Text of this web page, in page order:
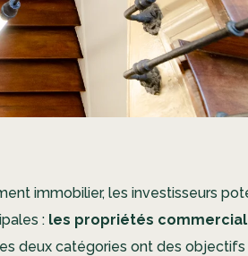
immobilier, les investisseurs
: les propriétés
deux catégories ont des